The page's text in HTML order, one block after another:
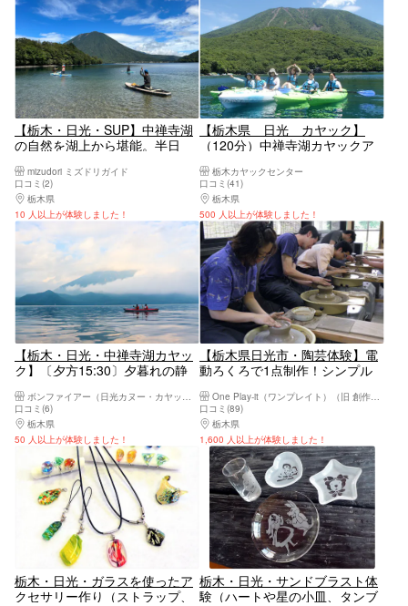
【栃木・日光・SUP】中禅寺湖
の自然を湖上から堪能。半日
mizudori ミズドリガイド
口コミ(2)
栃木県
日光・霧降高原・奥日光・中禅寺湖・今市
10 人以上が体験しました！
【栃木県 日光 カヤック】
（120分）中禅寺湖カヤックア
栃木カヤックセンター
口コミ(41)
栃木県
500 人以上が体験しました！
【栃木・日光・中禅寺湖カヤッ
ク】〔夕方15:30〕夕暮れの静
き
ボンファイアー（日光カヌー・カヤック体験）
口コミ(6)
栃木県
日光・霧降高原・奥日光・中禅寺湖・今市
50 人以上が体験しました！
【栃木県日光市・陶芸体験】電
動ろくろで1点制作！シンプル
One Play-it（ワンプレイト）（旧 創作工房さいか）
口コミ(89)
栃木県
1,600 人以上が体験しました！
栃木・日光・ガラスを使ったア
クセサリー作り（ストラップ、
栃木・日光・サンドブラスト体
験（ハートや星の小皿、タンブ